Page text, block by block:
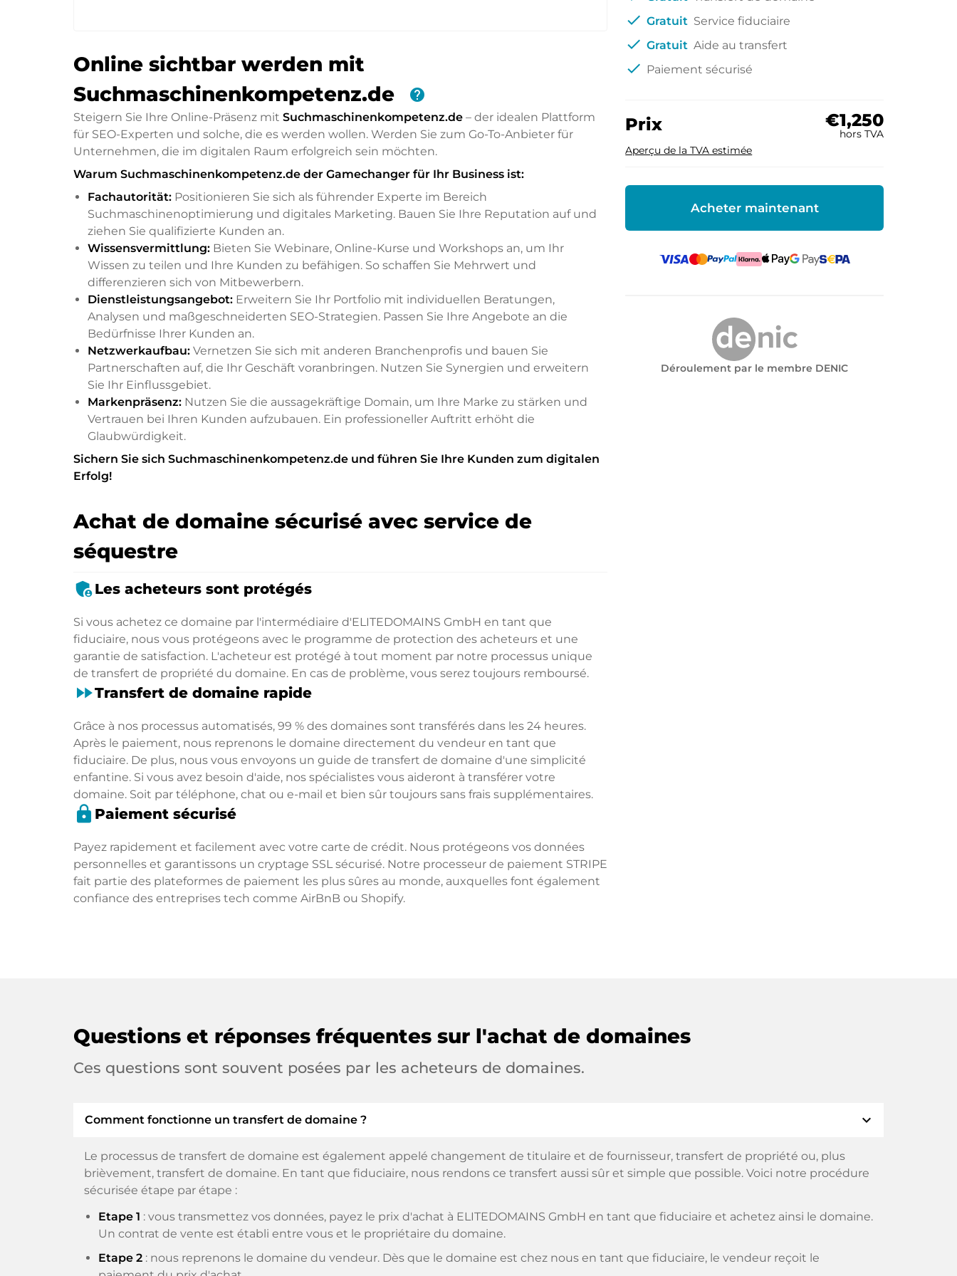
check Gratuit Service fiduciaire
check Gratuit Aide au transfert
check Paiement sécurisé
Prix €1,250
hors TVA
Aperçu de la TVA estimée
Acheter maintenant
Déroulement par le membre DENIC
Online sichtbar werden mit
Suchmaschinenkompetenz.de
help
Steigern Sie Ihre Online-Präsenz mit Suchmaschinenkompetenz.de – der idealen Plattform
für SEO-Experten und solche, die es werden wollen. Werden Sie zum Go-To-Anbieter für
Unternehmen, die im digitalen Raum erfolgreich sein möchten.
Warum Suchmaschinenkompetenz.de der Gamechanger für Ihr Business ist:
Fachautorität: Positionieren Sie sich als führender Experte im Bereich
Suchmaschinenoptimierung und digitales Marketing. Bauen Sie Ihre Reputation auf und
ziehen Sie qualifizierte Kunden an.
Wissensvermittlung: Bieten Sie Webinare, Online-Kurse und Workshops an, um Ihr
Wissen zu teilen und Ihre Kunden zu befähigen. So schaffen Sie Mehrwert und
differenzieren sich von Mitbewerbern.
Dienstleistungsangebot: Erweitern Sie Ihr Portfolio mit individuellen Beratungen,
Analysen und maßgeschneiderten SEO-Strategien. Passen Sie Ihre Angebote an die
Bedürfnisse Ihrer Kunden an.
Netzwerkaufbau: Vernetzen Sie sich mit anderen Branchenprofis und bauen Sie
Partnerschaften auf, die Ihr Geschäft voranbringen. Nutzen Sie Synergien und erweitern
Sie Ihr Einflussgebiet.
Markenpräsenz: Nutzen Sie die aussagekräftige Domain, um Ihre Marke zu stärken und
Vertrauen bei Ihren Kunden aufzubauen. Ein professioneller Auftritt erhöht die
Glaubwürdigkeit.
Sichern Sie sich Suchmaschinenkompetenz.de und führen Sie Ihre Kunden zum digitalen
Erfolg!
Achat de domaine sécurisé avec service de
séquestre
admin_panel_settingsLes acheteurs sont protégés
Si vous achetez ce domaine par l'intermédiaire d'ELITEDOMAINS GmbH en tant que
fiduciaire, nous vous protégeons avec le programme de protection des acheteurs et une
garantie de satisfaction. L'acheteur est protégé à tout moment par notre processus unique
de transfert de propriété du domaine. En cas de problème, vous serez toujours remboursé.
fast_forwardTransfert de domaine rapide
Grâce à nos processus automatisés, 99 % des domaines sont transférés dans les 24 heures.
Après le paiement, nous reprenons le domaine directement du vendeur en tant que
fiduciaire. De plus, nous vous envoyons un guide de transfert de domaine d'une simplicité
enfantine. Si vous avez besoin d'aide, nos spécialistes vous aideront à transférer votre
domaine. Soit par téléphone, chat ou e-mail et bien sûr toujours sans frais supplémentaires.
lock Paiement sécurisé
Payez rapidement et facilement avec votre carte de crédit. Nous protégeons vos données
personnelles et garantissons un cryptage SSL sécurisé. Notre processeur de paiement STRIPE
fait partie des plateformes de paiement les plus sûres au monde, auxquelles font également
confiance des entreprises tech comme AirBnB ou Shopify.
Questions et réponses fréquentes sur l'achat de domaines
Ces questions sont souvent posées par les acheteurs de domaines.
Comment fonctionne un transfert de domaine ? expand_more
Le processus de transfert de domaine est également appelé changement de titulaire et de fournisseur, transfert de propriété ou, plus
brièvement, transfert de domaine. En tant que fiduciaire, nous rendons ce transfert aussi sûr et simple que possible. Voici notre procédure
sécurisée étape par étape :
Etape 1 : vous transmettez vos données, payez le prix d'achat à ELITEDOMAINS GmbH en tant que fiduciaire et achetez ainsi le domaine.
Un contrat de vente est établi entre vous et le propriétaire du domaine.
Etape 2 : nous reprenons le domaine du vendeur. Dès que le domaine est chez nous en tant que fiduciaire, le vendeur reçoit le